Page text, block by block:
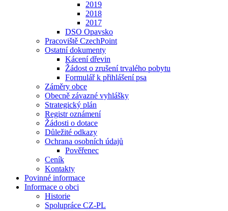
2019
2018
2017
DSO Opavsko
Pracoviště CzechPoint
Ostatní dokumenty
Kácení dřevin
Žádost o zrušení trvalého pobytu
Formulář k přihlášení psa
Záměry obce
Obecně závazné vyhlášky
Strategický plán
Registr oznámení
Žádosti o dotace
Důležité odkazy
Ochrana osobních údajů
Pověřenec
Ceník
Kontakty
Povinné informace
Informace o obci
Historie
Spolupráce CZ-PL